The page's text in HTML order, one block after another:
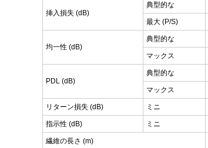
挿入損失 (dB)
典型的な
最大 (P/S)
均一性 (dB)
典型的な
マックス
PDL (dB)
典型的な
マックス
リターン損失 (dB) ミニ
指示性 (dB) ミニ
繊維の長さ (m)